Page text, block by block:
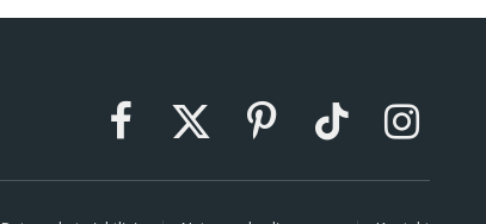
FacebookX
PinterestTikTok Instagram